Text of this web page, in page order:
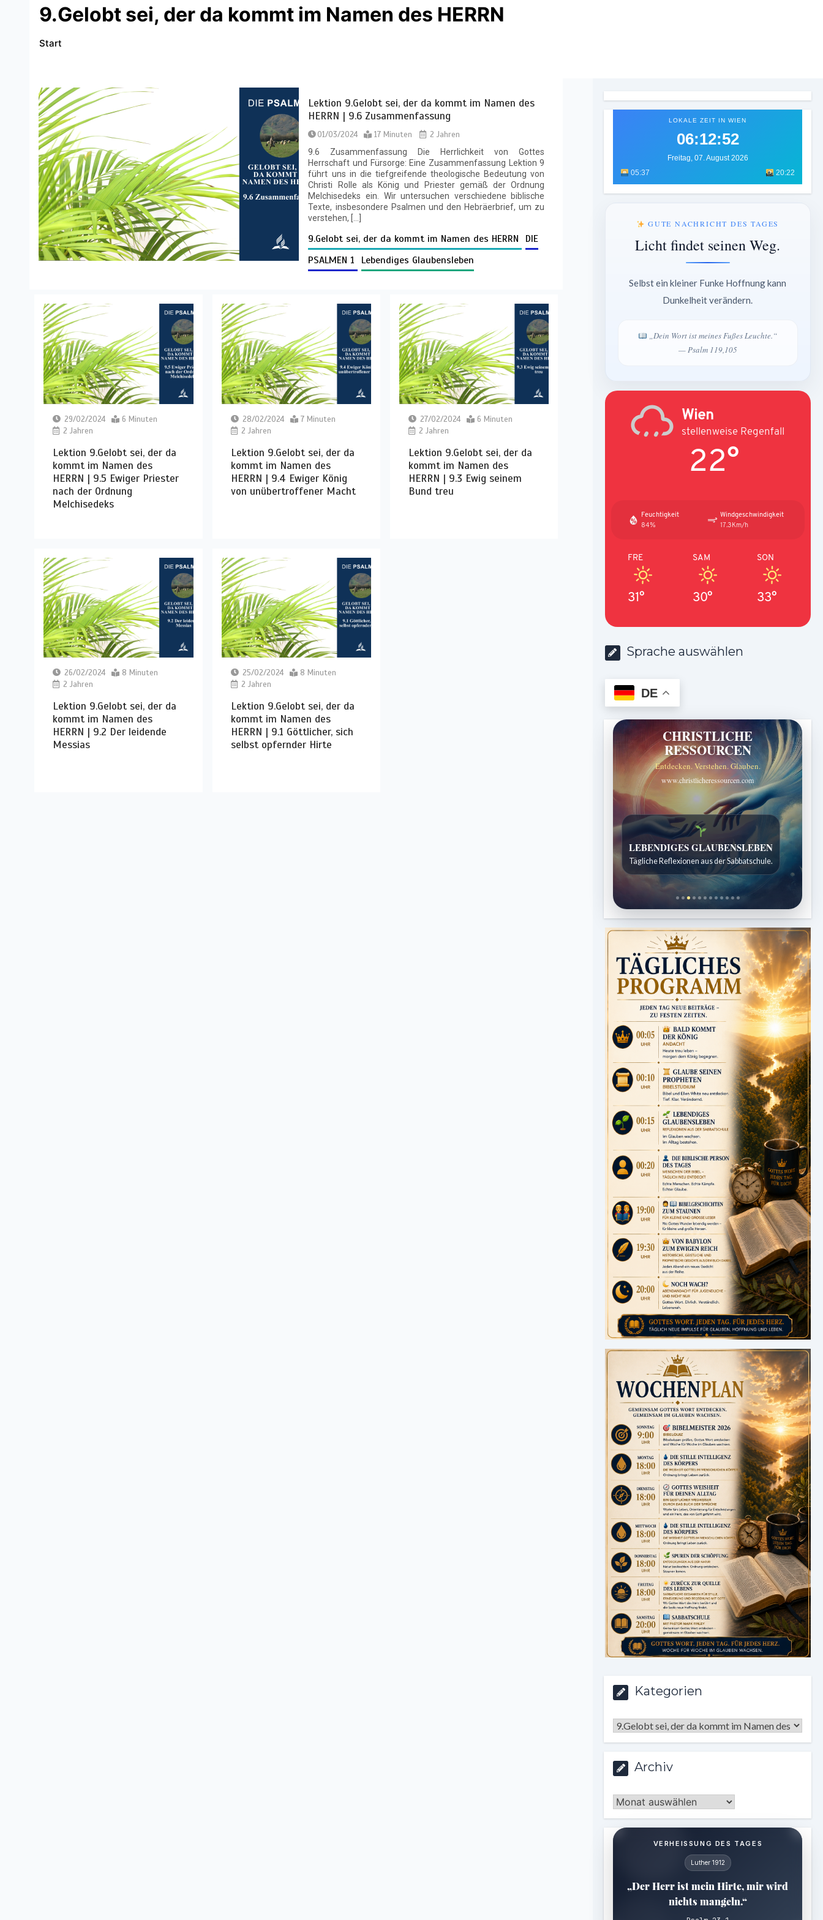
9.Gelobt sei, der da kommt im Namen des HERRN
Start
Lektion 9.Gelobt sei, der da kommt im Namen des
HERRN | 9.6 Zusammenfassung
01/03/2024 17 Minuten
2 Jahren
9.6 Zusammenfassung Die Herrlichkeit von Gottes
Herrschaft und Fürsorge: Eine Zusammenfassung Lektion 9
führt uns in die tiefgreifende theologische Bedeutung von
Christi Rolle als König und Priester gemäß der Ordnung
Melchisedeks ein. Wir untersuchen verschiedene biblische
Texte, insbesondere Psalmen und den Hebräerbrief, um zu
verstehen, […]
9.Gelobt sei, der da kommt im Namen des HERRN
DIE
PSALMEN 1
Lebendiges Glaubensleben
29/02/2024
6 Minuten
2 Jahren
Lektion 9.Gelobt sei, der da
kommt im Namen des
HERRN | 9.5 Ewiger Priester
nach der Ordnung
Melchisedeks
28/02/2024
7 Minuten
2 Jahren
Lektion 9.Gelobt sei, der da
kommt im Namen des
HERRN | 9.4 Ewiger König
von unübertroffener Macht
27/02/2024
6 Minuten
2 Jahren
Lektion 9.Gelobt sei, der da
kommt im Namen des
HERRN | 9.3 Ewig seinem
Bund treu
26/02/2024
8 Minuten
2 Jahren
Lektion 9.Gelobt sei, der da
kommt im Namen des
HERRN | 9.2 Der leidende
Messias
25/02/2024
8 Minuten
2 Jahren
Lektion 9.Gelobt sei, der da
kommt im Namen des
HERRN | 9.1 Göttlicher, sich
selbst opfernder Hirte
LOKALE ZEIT IN WIEN
06:12:54
Freitag, 07. August 2026
05:37
20:22
GUTE NACHRICHT DES TAGES
Licht findet seinen Weg.
Selbst ein kleiner Funke Hoffnung kann
Dunkelheit verändern.
„Dein Wort ist meines Fußes Leuchte.“
— Psalm 119,105
Wien
stellenweise Regenfall
22°
Feuchtigkeit
84%
Windgeschwindigkeit
17.3Km/h
FRE
31°
SAM
30°
SON
33°
Sprache auswählen
DE
CHRISTLICHE
RESSOURCEN
Entdecken. Verstehen. Glauben.
www.christlicheressourcen.com
Bibelgeschichten zum Staunen
Kindergeschichten für 7 bis 12 Jahre.
Kategorien
Kategorien
Archiv
Archiv
VERHEISSUNG DES TAGES
Luther 1912
„Der Herr ist mein Hirte, mir wird
nichts mangeln.“